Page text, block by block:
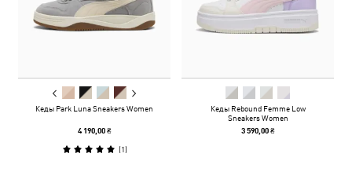
Кеды Park Luna Sneakers Women
4 190,00 ₴
(1)
Кеды Rebound Femme Low
Sneakers Women
3 590,00 ₴